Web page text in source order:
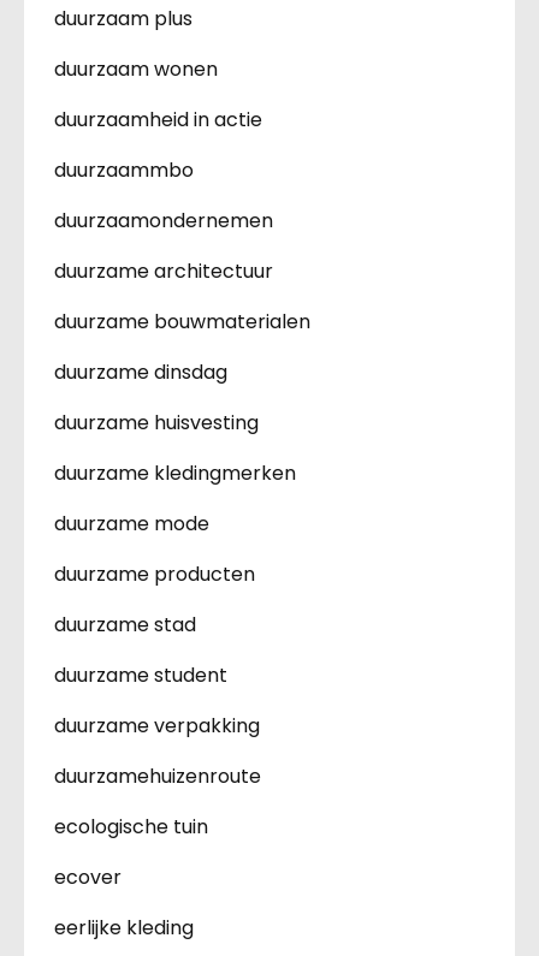
duurzaam plus
duurzaam wonen
duurzaamheid in actie
duurzaammbo
duurzaamondernemen
duurzame architectuur
duurzame bouwmaterialen
duurzame dinsdag
duurzame huisvesting
duurzame kledingmerken
duurzame mode
duurzame producten
duurzame stad
duurzame student
duurzame verpakking
duurzamehuizenroute
ecologische tuin
ecover
eerlijke kleding